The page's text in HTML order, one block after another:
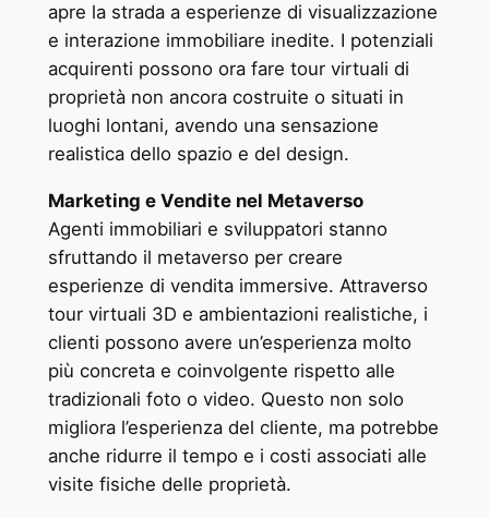
apre la strada a esperienze di visualizzazione
e interazione immobiliare inedite. I potenziali
acquirenti possono ora fare tour virtuali di
proprietà non ancora costruite o situati in
luoghi lontani, avendo una sensazione
realistica dello spazio e del design.
Marketing e Vendite nel Metaverso
Agenti immobiliari e sviluppatori stanno
sfruttando il metaverso per creare
esperienze di vendita immersive. Attraverso
tour virtuali 3D e ambientazioni realistiche, i
clienti possono avere un’esperienza molto
più concreta e coinvolgente rispetto alle
tradizionali foto o video. Questo non solo
migliora l’esperienza del cliente, ma potrebbe
anche ridurre il tempo e i costi associati alle
visite fisiche delle proprietà.